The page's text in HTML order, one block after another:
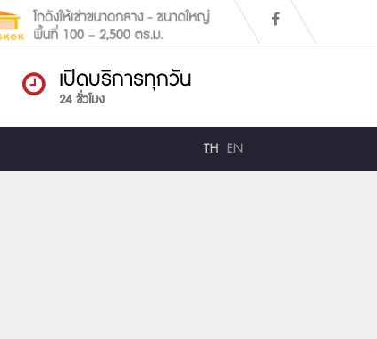
เปิดบริการทุกวัน
24 ชั่วโมง
TH EN